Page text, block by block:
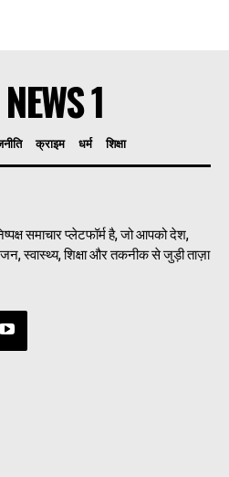
1
क्राइम धर्म शिक्षा
समाचार प्लेटफॉर्म है, जो आपको देश,
स्वास्थ्य, शिक्षा और तकनीक से जुड़ी ताज़ा